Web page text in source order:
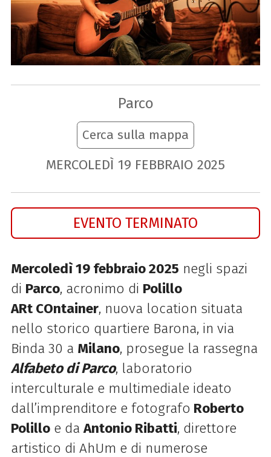
Parco
Cerca sulla mappa
MERCOLEDÌ 19 FEBBRAIO 2025
EVENTO TERMINATO
Mercoledì 19 febbraio 2025 negli spazi
di Parco, acronimo di Polillo
ARt COntainer, nuova location situata
nello storico quartiere Barona, in via
Binda 30 a Milano, prosegue la rassegna
Alfabeto di Parco, laboratorio
interculturale e multimediale ideato
dall’imprenditore e fotografo Roberto
Polilloe daAntonio Ribatti, direttore
artistico di AhUm e di numerose